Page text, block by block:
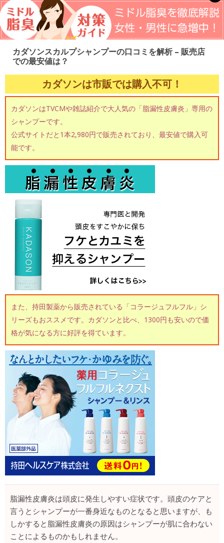
カダソンスカルプシャンプーの口コミを解析 – 販売店
での最安値は？
カダソンは市販では購入不可！
カダソンはTVCMや雑誌紹介で大人気の「脂漏性皮膚炎」専用の
シャンプーです。
公式サイトだと1本2,980円で販売されており、最安値で購入可
能です。
また、持田製薬から販売されている「コラージュフルフル」シ
リーズもおススメです。カダソンと比べ、1300円も安いので価
格が気になる方に好評を得ています。
脂漏性皮膚炎は頭皮に発生しやすい症状です。頭皮のケアと
言うとシャンプーが一番身近なものとなると思いますが、も
しかすると脂漏性皮膚炎の原因はシャンプーが肌に合わない
ことによるものかもしれません。